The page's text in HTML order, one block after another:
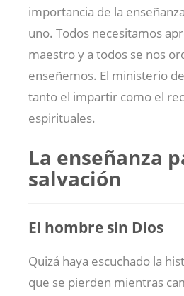
importancia de la
uno. Todos necesitamos
maestro y a todos se nos
enseñemos. El ministerio
tanto el impartir como el
espirituales.
La enseñanza
salvación
El hombre sin Dios
Quizá haya escuchado la
que se pierden mientras